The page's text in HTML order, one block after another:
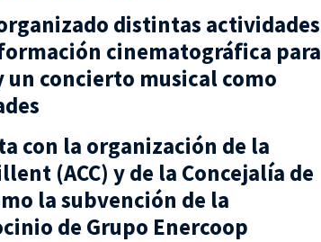
distintas actividades
cinematográfica para
concierto musical como
con la organización de la
(ACC) y de la Concejalía de
la subvención de la
de Grupo Enercoop